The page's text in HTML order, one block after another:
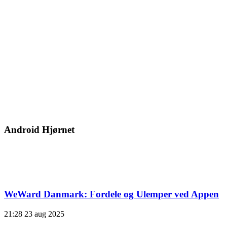
Android Hjørnet
WeWard Danmark: Fordele og Ulemper ved Appen
21:28 23 aug 2025